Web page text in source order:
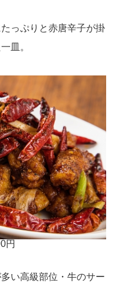
っぷりと赤唐辛子が掛
皿。
円
い高級部位・牛のサー